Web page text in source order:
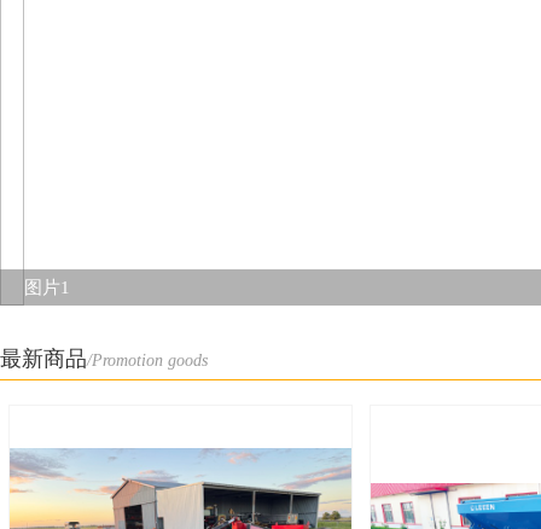
图片1
最新商品/Promotion goods